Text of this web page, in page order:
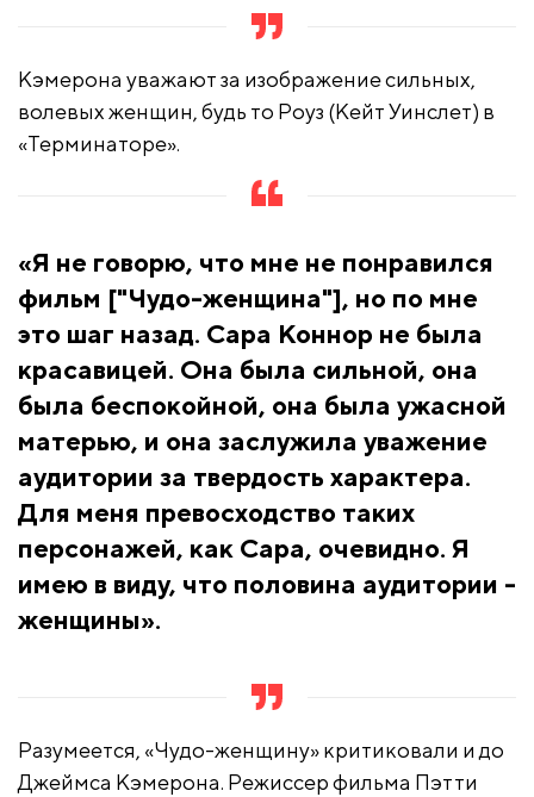
Кэмерона уважают за изображение сильных,
волевых женщин, будь то Роуз (Кейт Уинслет) в
«Терминаторе».
«Я не говорю, что мне не понравился
фильм ["Чудо-женщина"], но по мне
это шаг назад. Сара Коннор не была
красавицей. Она была сильной, она
была беспокойной, она была ужасной
матерью, и она заслужила уважение
аудитории за твердость характера.
Для меня превосходство таких
персонажей, как Сара, очевидно. Я
имею в виду, что половина аудитории -
женщины».
Разумеется, «Чудо-женщину» критиковали и до
Джеймса Кэмерона. Режиссер фильма Пэтти